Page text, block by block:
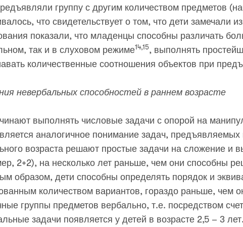
группу с другим количеством предметов
что свидетельствует о том, что дети замечали
показали, что младенцы способны различать
так и в слуховом режиме14,15, выполнять
количественные соотношения объектов при
невербальных способностей в раннем возрасте
выполнять числовые задачи с опорой на
аналогичное понимание задач,
возраста решают простые задачи на сложение и
2+2), на несколько лет раньше, чем они способны
образом, дети способны определять порядок и
количеством вариантов, гораздо раньше, чем
группы предметов вербально, т.е. посредством
задачи появляется у детей в возрасте 2,5 – 3